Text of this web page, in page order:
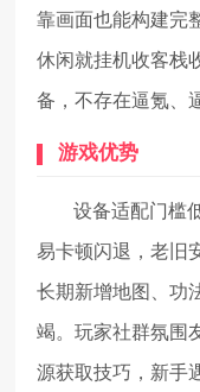
靠画面也能构建完
休闲就挂机收客栈
备，不存在逼氪、
游戏优势
设备适配门槛
易卡顿闪退，老旧
长期新增地图、功
竭。玩家社群氛围
源获取技巧，新手